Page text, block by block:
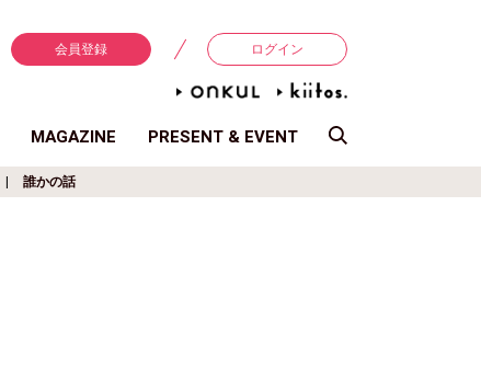
会員登録 ログイン
MAGAZINE PRESENT & EVENT
誰かの話